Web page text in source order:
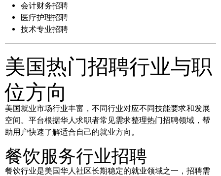
会计财务招聘
医疗护理招聘
技术专业招聘
美国热门招聘行业与职
位方向
美国就业市场行业丰富，不同行业对应不同技能要求和发展
空间。平台根据华人求职者常见需求整理热门招聘领域，帮
助用户快速了解适合自己的就业方向。
餐饮服务行业招聘
餐饮行业是美国华人社区长期稳定的就业领域之一，招聘需